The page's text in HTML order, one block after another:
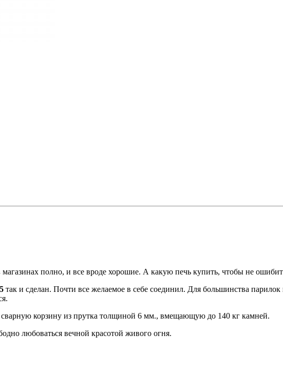
полно, и все вроде хорошие. А какую печь купить, чтобы не
так и сделан. Почти все желаемое в себе соединил. Для большинства
.
корзину из прутка толщиной 6 мм., вмещающую до 140 кг камней.
любоваться вечной красотой живого огня.